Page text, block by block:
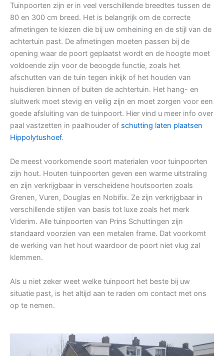
Tuinpoorten zijn er in veel verschillende breedtes tussen de
80 en 300 cm breed. Het is belangrijk om de correcte
afmetingen te kiezen die bij uw omheining en de stijl van de
achtertuin past. De afmetingen moeten passen bij de
opening waar de poort geplaatst wordt en de hoogte moet
voldoende zijn voor de beoogde functie, zoals het
afschutten van de tuin tegen inkijk of het houden van
huisdieren binnen of buiten de achtertuin. Het hang- en
sluitwerk moet stevig en veilig zijn en moet zorgen voor een
goede afsluiting van de tuinpoort. Hier vind u meer info over
paal vastzetten in paalhouder of schutting laten plaatsen
Hippolytushoef.
De meest voorkomende soort materialen voor tuinpoorten
zijn hout. Houten tuinpoorten geven een warme uitstraling
en zijn verkrijgbaar in verscheidene houtsoorten zoals
Grenen, Vuren, Douglas en Nobifix. Ze zijn verkrijgbaar in
verschillende stijlen van basis tot luxe zoals het merk
Viderim. Alle tuinpoorten van Prins Schuttingen zijn
standaard voorzien van een metalen frame. Dat voorkomt
de werking van het hout waardoor de poort niet vlug zal
klemmen.
Als u niet zeker weet welke tuinpoort het beste bij uw
situatie past, is het altijd aan te raden om contact met ons
op te nemen.